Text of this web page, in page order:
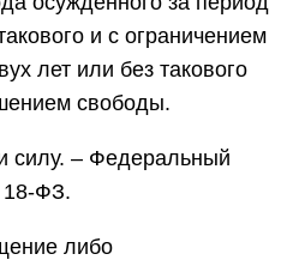
и с ограничением
лет или без такового
свободы.
силу. – Федеральный
18-ФЗ.
либо